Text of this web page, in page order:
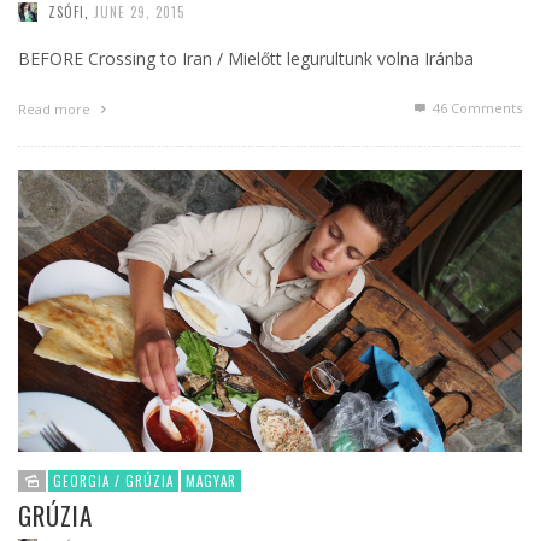
ZSÓFI JUNE 29, 2015
BEFORE Crossing to Iran / Mielőtt legurultunk volna Iránba
Read more 46 Comments
GEORGIA / GRÚZIA MAGYAR
GRÚZIA